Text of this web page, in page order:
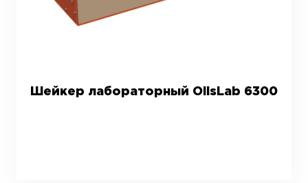
Шейкер лабораторный OlisLab 6300